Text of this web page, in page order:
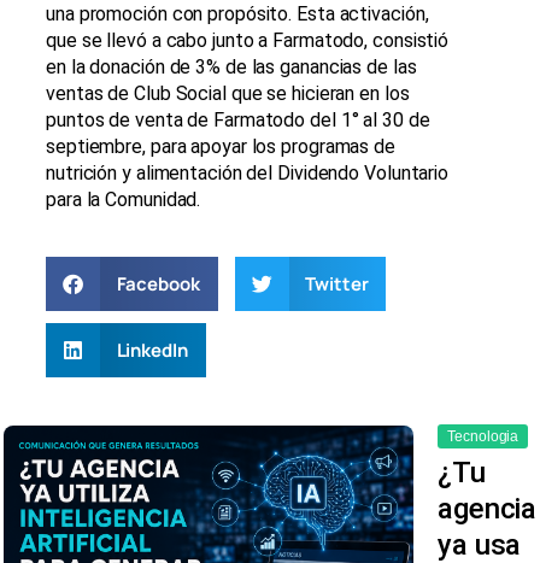
una promoción con propósito. Esta activación,
que se llevó a cabo junto a Farmatodo, consistió
en la donación de 3% de las ganancias de las
ventas de Club Social que se hicieran en los
puntos de venta de Farmatodo del 1° al 30 de
septiembre, para apoyar los programas de
nutrición y alimentación del Dividendo Voluntario
para la Comunidad.
Facebook Twitter
LinkedIn
Tecnologia
¿Tu
agencia
ya usa